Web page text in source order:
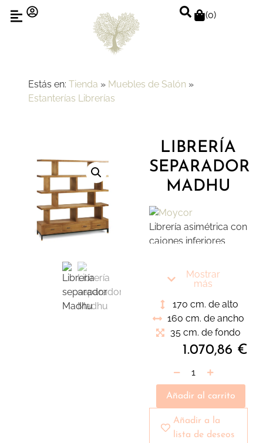
(0)
Estás en: Tienda » Muebles de Salón »
Estanterías Librerías
LIBRERÍA
SEPARADOR
MADHU
Librería asimétrica con
cajones inferiores
Pieza para ubicar en
nuestro ambiente de
salón o como
complemento en una
un cómodo sillón
Mostrar
más
170 cm. de alto
160 cm. de ancho
35 cm. de fondo
1.070,86 €
Añadir al carrito
Añadir a la
lista de deseos